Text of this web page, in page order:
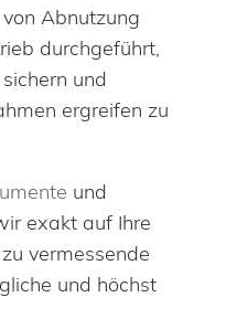
Abnutzung
durchgeführt,
und
ergreifen zu
und
exakt auf Ihre
vermessende
und höchst